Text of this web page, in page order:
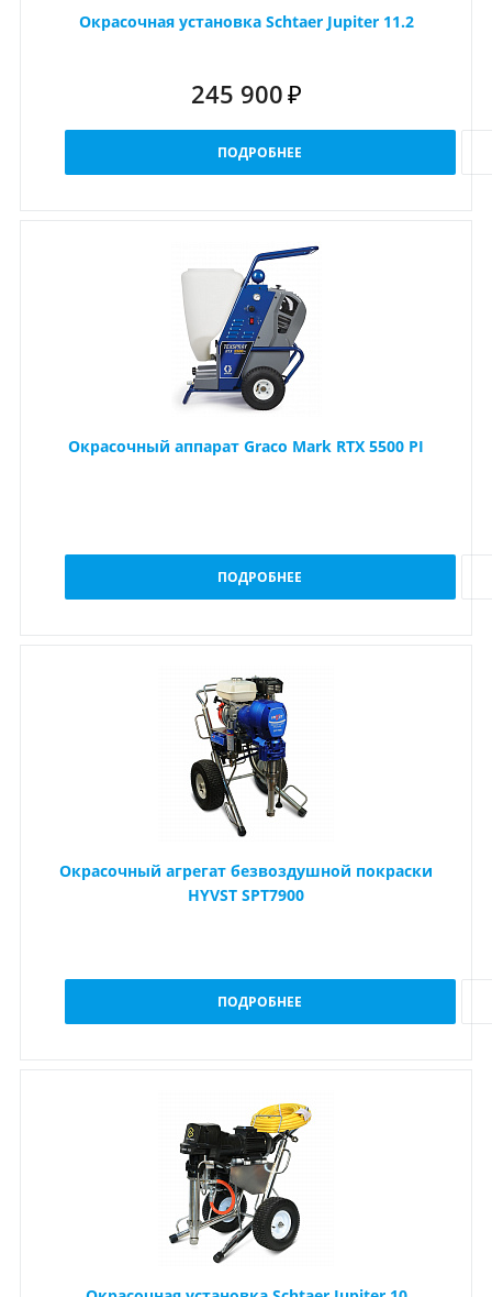
Окрасочная установка Schtaer Jupiter 11.2
245 900 ₽
ПОДРОБНЕЕ
Окрасочный аппарат Graco Mark RTX 5500 PI
ПОДРОБНЕЕ
Окрасочный агрегат безвоздушной покраски
HYVST SPT7900
ПОДРОБНЕЕ